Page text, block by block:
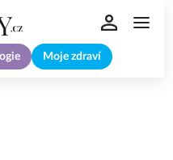
Moje zdraví